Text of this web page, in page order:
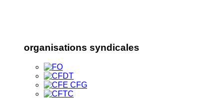
organisations syndicales